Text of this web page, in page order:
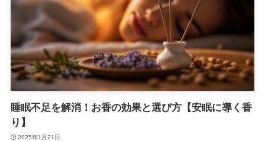
睡眠不足を解消！お香の効果と選び方【安眠に導く香
り】
2025年1月21日